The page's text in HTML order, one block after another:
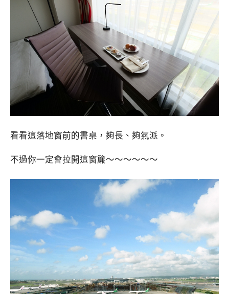
看看這落地窗前的書桌，夠長、夠氣派。
不過你一定會拉開這窗簾～～～～～～